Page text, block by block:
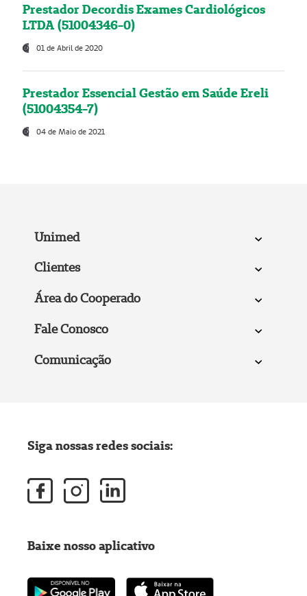
Prestador Decordis Exames Cardiológicos
LTDA (51004346-0)
01 de Abril de 2020
Prestador Essencial Gestão em Saúde Ereli
(51004354-7)
04 de Maio de 2021
Unimed
Clientes
Área do Cooperado
Fale Conosco
Comunicação
Siga nossas redes sociais:
Baixe nosso aplicativo